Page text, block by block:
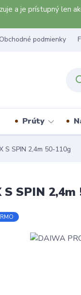
a je prístupný len
Obchodné podmienky
Prúty
S SPIN 2,4m 50-110g
S SPIN